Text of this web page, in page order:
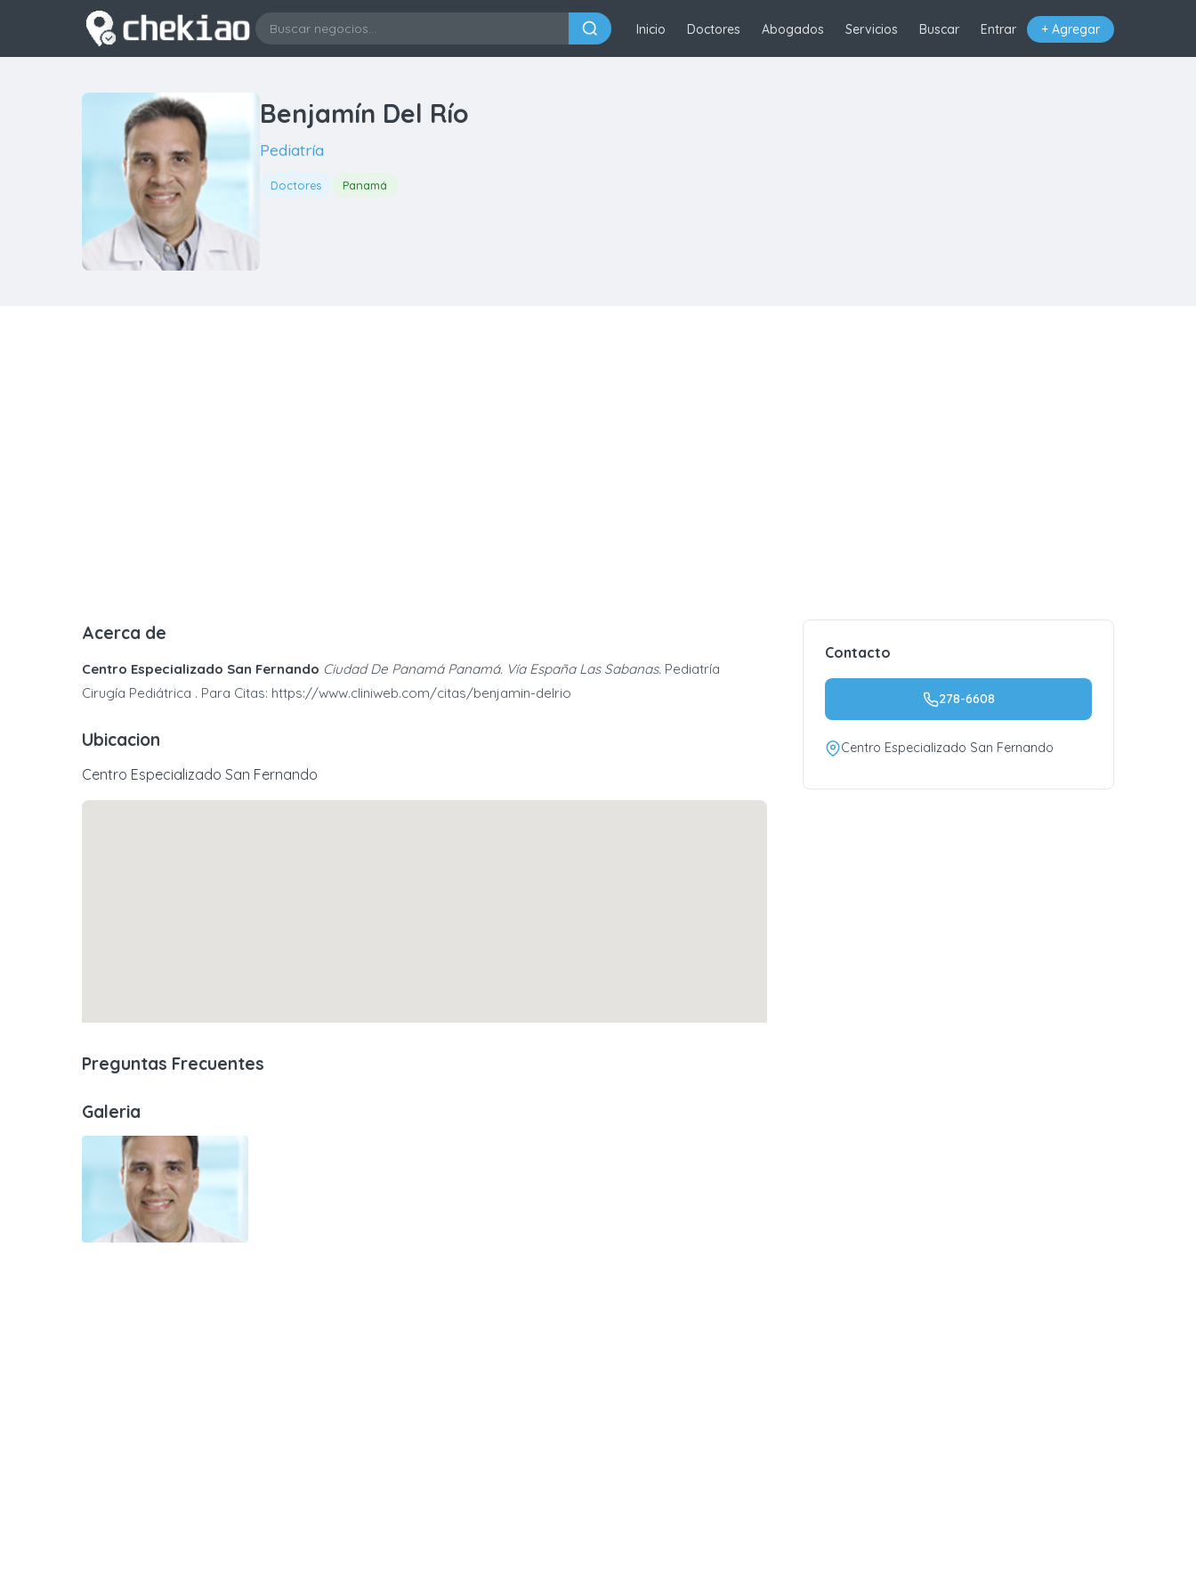
Inicio Doctores Abogados Servicios Buscar Entrar + Agregar
Benjamín Del Río
Pediatría
Doctores Panamá
Acerca de
Centro Especializado San Fernando Ciudad De Panamá Panamá. Vía España Las Sabanas. Pediatría
Cirugía Pediátrica . Para Citas: https://www.cliniweb.com/citas/benjamin-delrio
Ubicacion
Centro Especializado San Fernando
Preguntas Frecuentes
Galeria
Contacto
278-6608
Centro Especializado San Fernando